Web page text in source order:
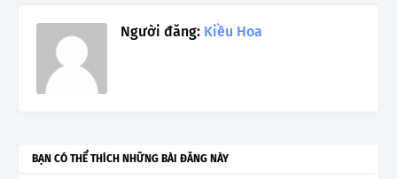
Người đăng: Kiều Hoa
BẠN CÓ THỂ THÍCH NHỮNG BÀI ĐĂNG NÀY